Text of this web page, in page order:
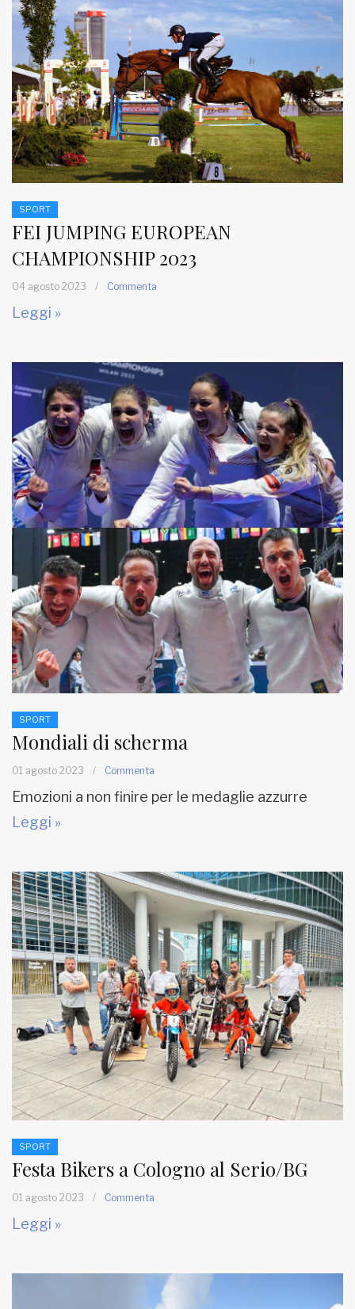
SPORT
FEI JUMPING EUROPEAN
CHAMPIONSHIP 2023
04 agosto 2023 / Commenta
Leggi »
SPORT
Mondiali di scherma
01 agosto 2023 / Commenta
Emozioni a non finire per le medaglie azzurre
Leggi »
SPORT
Festa Bikers a Cologno al Serio/BG
01 agosto 2023 / Commenta
Leggi »